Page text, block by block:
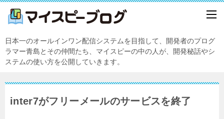
日本一のオールインワン配信システムを目指して、開発者のプログ
ラマー青島とその仲間たち、マイスピーの中の人が、開発秘話やシ
ステムの使い方を公開していきます。
inter7がフリーメールのサービスを終了